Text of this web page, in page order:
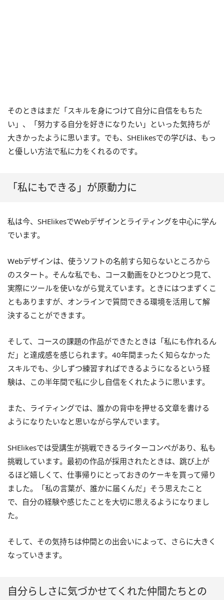
そのときはまだ「スキルを身につけて自分に自信をもちた
い」、「努力する自分を好きになりたい」といった気持ちが
大きかったように思います。でも、SHElikesでの学びは、もっ
と優しい方法で私に力をくれるのです。
「私にもできる」が原動力に
私は今、SHElikesでWebデザインとライティングを中心に学ん
でいます。
Webデザインは、使うソフトの名前すら知らないところから
のスタート。そんな私でも、コース動画をひとつひとつ見て、
実際にツールを使いながら覚えています。ときにはつまずくこ
ともありますが、オンラインで質問できる環境を活用して解
決することができます。
そして、コースの課題の作品ができたときは「私にも作れるん
だ」と達成感を感じられます。40年間まったく知らなかった
スキルでも、少しずつ練習すればできるようになるという経
験は、この半年間で私に少し自信をくれたように思います。
また、ライティングでは、誰かの背中を押せる文章を書ける
ようになりたいなと思いながら学んでいます。
SHElikesでは受講生が挑戦できるライターコンペがあり、私も
挑戦しています。最初の作品が採用されたときは、跳び上が
るほど嬉しくて、仕事帰りにとっておきのケーキを買って帰り
ました。「私の言葉が、誰かに届くんだ」そう思えたこと
で、自分の経験や感じたことを大切に思えるようになりまし
た。
そして、その気持ちは仲間との出会いによって、さらに大きく
なっていきます。
自分らしさに気づかせてくれた仲間たちとの